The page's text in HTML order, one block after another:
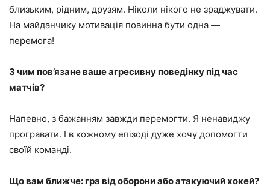
близьким, рідним, друзям. Ніколи нікого не зраджувати.
На майданчику мотивація повинна бути одна —
перемога!
З чим пов’язане ваше агресивну поведінку під час
матчів?
Напевно, з бажанням завжди перемогти. Я ненавиджу
програвати. І в кожному епізоді дуже хочу допомогти
своїй команді.
Що вам ближче: гра від оборони або атакуючий хокей?